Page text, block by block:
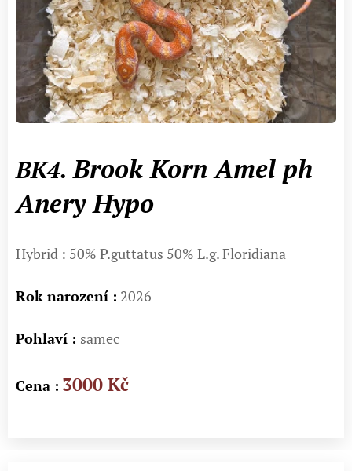
BK4.Brook Korn Amel ph
Anery Hypo
Hybrid : 50% P.guttatus 50% L.g. Floridiana
Rok narození : 2026
Pohlaví : samec
Cena : 3000 Kč